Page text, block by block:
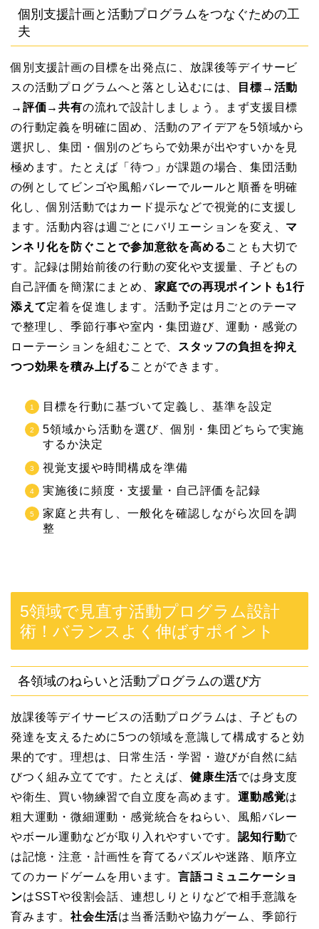
個別支援計画と活動プログラムをつなぐための工
夫
個別支援計画の目標を出発点に、放課後等デイサービ
スの活動プログラムへと落とし込むには、
目標→活動
→評価→共有の流れで設計しましょう。まず支援目標
の行動定義を明確に固め、活動のアイデアを5領域から
選択し、集団・個別のどちらで効果が出やすいかを見
極めます。たとえば「待つ」が課題の場合、集団活動
の例としてビンゴや風船バレーでルールと順番を明確
化し、個別活動ではカード提示などで視覚的に支援し
ます。活動内容は週ごとにバリエーションを変え、 マ
ンネリ化を防ぐことで参加意欲を高めることも大切で
す。記録は開始前後の行動の変化や支援量、子どもの
自己評価を簡潔にまとめ、 家庭での再現ポイントも1行
添えて定着を促進します。活動予定は月ごとのテーマ
で整理し、季節行事や室内・集団遊び、運動・感覚の
ローテーションを組むことで、
スタッフの負担を抑え
つつ効果を積み上げる ことができます。
目標を行動に基づいて定義し、基準を設定
5領域から活動を選び、個別・集団どちらで実施
するか決定
視覚支援や時間構成を準備
実施後に頻度・支援量・自己評価を記録
家庭と共有し、一般化を確認しながら次回を調
整
5領域で見直す活動プログラム設計
術！バランスよく伸ばすポイント
各領域のねらいと活動プログラムの選び方
放課後等デイサービスの活動プログラムは、子どもの
発達を支えるために5つの領域を意識して構成すると効
果的です。理想は、日常生活・学習・遊びが自然に結
びつく組み立てです。たとえば、 健康生活では身支度
や衛生、買い物練習で自立度を高めます。運動感覚は
粗大運動・微細運動・感覚統合をねらい、風船バレー
やボール運動などが取り入れやすいです。認知行動で
は記憶・注意・計画性を育てるパズルや迷路、順序立
てのカードゲームを用います。言語コミュニケーショ
ンはSSTや役割会話、連想しりとりなどで相手意識を
育みます。 社会生活は当番活動や協力ゲーム、季節行